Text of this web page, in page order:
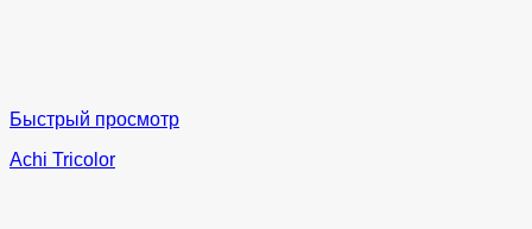
Быстрый просмотр
Achi Tricolor